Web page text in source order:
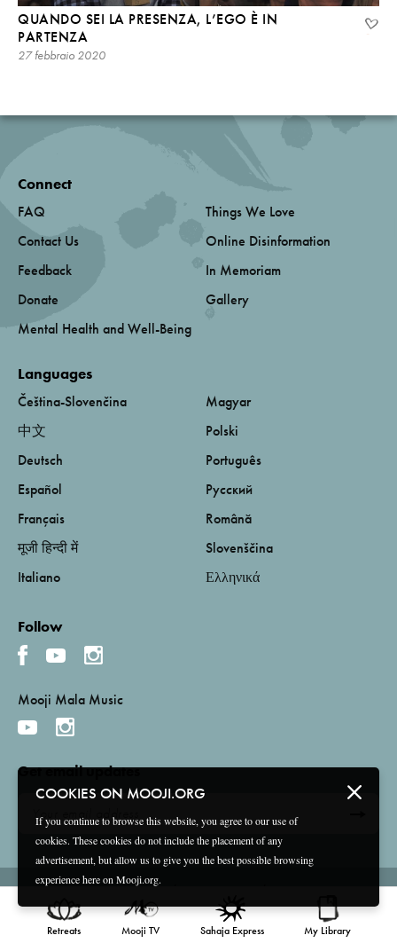
Retreats Mooji TV Sahaja Express My Library
QUANDO SEI LA PRESENZA, L’EGO È IN
PARTENZA
27 febbraio 2020
COOKIES ON MOOJI.ORG
If you continue to browse this website, you agree to our use of
cookies. These cookies do not include the placement of any
advertisement, but allow us to give you the best possible browsing
experience here on Mooji.org.
Connect
FAQ
Contact Us
Feedback
Donate
Mental Health and Well-Being
Things We Love
Online Disinformation
In Memoriam
Gallery
Languages
Čeština-Slovenčina
中文
Deutsch
Español
Français
मूजी हिन्दी में
Italiano
Magyar
Polski
Português
Русский
Română
Slovenščina
Ελληνικά
Follow
Mooji Mala Music
Get email updates
©2026 Mooji Media Ltd and Associação Mooji Sangha
Terms and Conditions